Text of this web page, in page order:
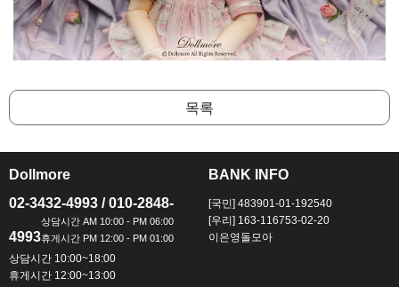
목록
Dollmore
02-3432-4993 / 010-2848-
4993
상담시간 10:00~18:00
휴게시간 12:00~13:00
BANK INFO
[국민] 483901-01-192540
[우리] 163-116753-02-20
이은영돌모아